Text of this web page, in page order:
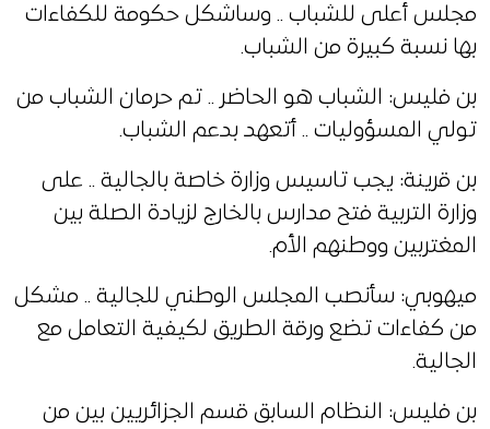
مجلس أعلى للشباب .. وساشكل حكومة للكفاءات
بها نسبة كبيرة من الشباب.
بن فليس: الشباب هو الحاضر .. تم حرمان الشباب من
تولي المسؤوليات .. أتعهد بدعم الشباب.
بن قرينة: يجب تاسيس وزارة خاصة بالجالية .. على
وزارة التربية فتح مدارس بالخارج لزيادة الصلة بين
المغتربين ووطنهم الأم.
ميهوبي: سأنصب المجلس الوطني للجالية .. مشكل
من كفاءات تضع ورقة الطريق لكيفية التعامل مع
الجالية.
بن فليس: النظام السابق قسم الجزائريين بين من